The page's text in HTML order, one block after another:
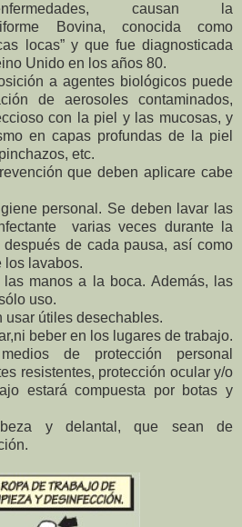
causan la
Bovina, conocida como
locas” y que fue diagnosticada
Unido en los años 80.
a agentes biológicos puede
de aerosoles contaminados,
con la piel y las mucosas, y
en capas profundas de la piel
etc.
que debenaplicare cabe
personal. Se deben lavar las
varias veces durante la
después de cada pausa, así como
los lavabos.
las manos a la boca. Además,
las
uso.
usar útiles desechables.
ni beber en los lugares de trabajo.
de protección personal
resistentes, protección ocular y/o
estará compuesta por botas y
y delantal, que sean de